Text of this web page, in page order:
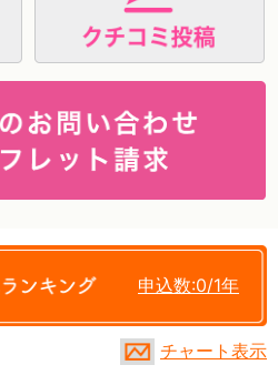
申込数:0/1年
チャート表示